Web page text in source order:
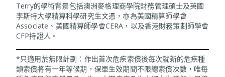
Terry的學術背景包括澳洲麥格理商學院財務管理碩士及英國
李斯特大學精算科學研究生文憑，亦為美國精算師學會
Associate、美國精算師學會CERA，以及香港財務策劃師學會
CFP持證人。
*只適用於無限計劃：作出首次危疾索償後每次就新的危疾種
類索償將有一年等候期，保單生效期間不限總索償次數，唯每